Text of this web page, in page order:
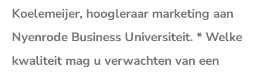
Koelemeijer, hoogleraar marketing aan
Nyenrode Business Universiteit. * Welke
kwaliteit mag u verwachten van een